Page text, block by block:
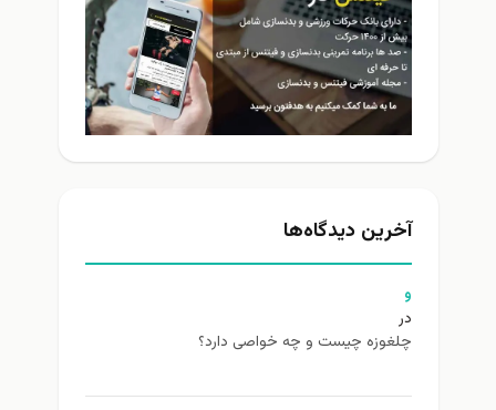
آخرین دیدگاه‌ها
و
در
چلغوزه چیست و چه خواصی دارد؟